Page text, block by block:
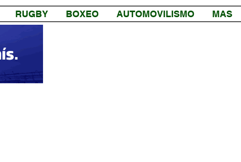
RUGBY BOXEO AUTOMOVILISMO MAS